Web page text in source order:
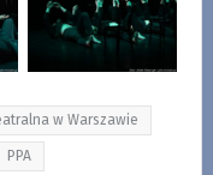
w Warszawie
PPA